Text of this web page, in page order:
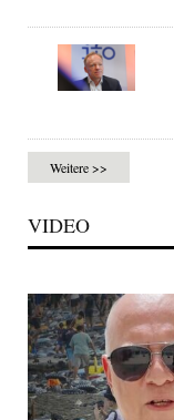
Weitere >>
VIDEO